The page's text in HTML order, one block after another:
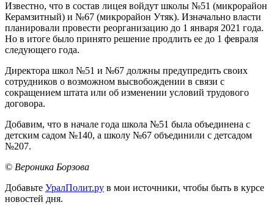
Известно, что в состав лицея войдут школы №51 (микрорайон
Керамзитный) и №67 (микрорайон Утяк). Изначально власти
планировали провести реорганизацию до 1 января 2021 года.
Но в итоге было принято решение продлить ее до 1 февраля
следующего года.
Директора школ №51 и №67 должны предупредить своих
сотрудников о возможном высвобождении в связи с
сокращением штата или об изменении условий трудового
договора.
Добавим, что в начале года школа №51 была объединена с
детским садом №140, а школу №67 объединили с детсадом
№207.
© Вероника Борзова
Добавьте УралПолит.ру в мои источники, чтобы быть в курсе
новостей дня.